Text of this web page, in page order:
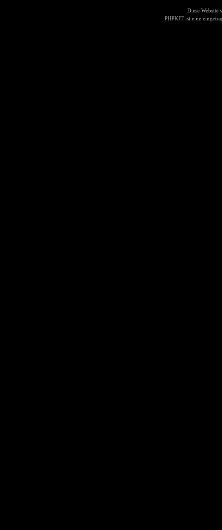
Diese Website
PHPKIT ist eine